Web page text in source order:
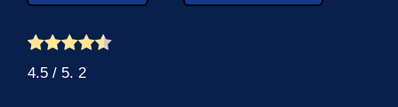
4.5 / 5. 2